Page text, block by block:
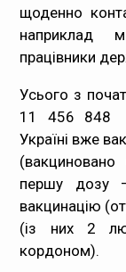
щоденно
наприклад
працівники
Усього з
11 456 848
Україні вже
першу дозу
вакцинацію
(із них 2
кордоном).